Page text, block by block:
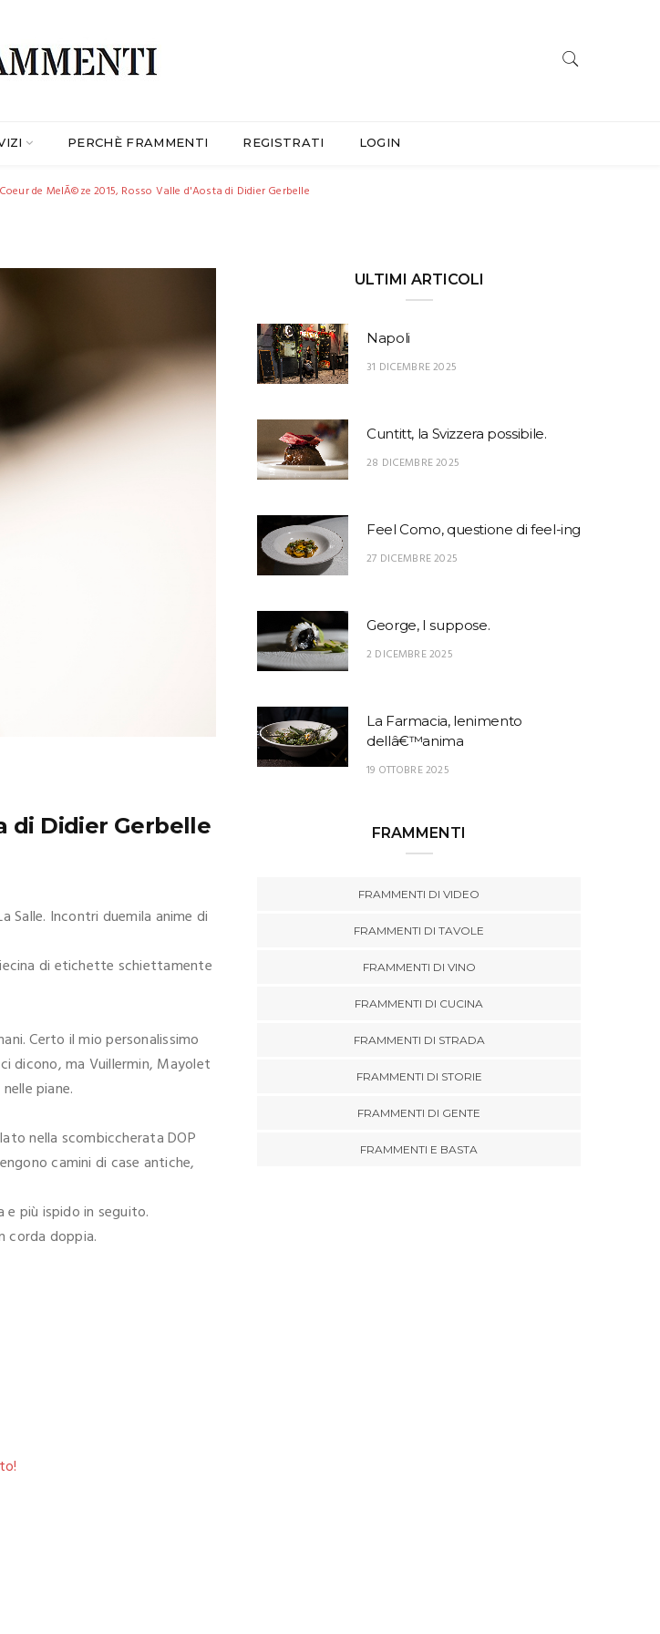
PERCHÈ FRAMMENTI REGISTRATI LOGIN
Coeur de MelÃ©ze 2015, Rosso Valle d'Aosta di Didier Gerbelle
di Didier Gerbelle
Salle. Incontri duemila anime di
di etichette schiettamente
Certo il mio personalissimo
dicono, ma Vuillermin, Mayolet
piane.
nella scombiccherata DOP
camini di case antiche,
e più ispido in seguito.
corda doppia.
ULTIMI ARTICOLI
Napoli
31 DICEMBRE 2025
Cuntitt, la Svizzera possibile.
28 DICEMBRE 2025
Feel Como, questione di feel-ing
27 DICEMBRE 2025
George, I suppose.
2 DICEMBRE 2025
La Farmacia, lenimento
dellâ€™anima
19 OTTOBRE 2025
FRAMMENTI
FRAMMENTI DI VIDEO
FRAMMENTI DI TAVOLE
FRAMMENTI DI VINO
FRAMMENTI DI CUCINA
FRAMMENTI DI STRADA
FRAMMENTI DI STORIE
FRAMMENTI DI GENTE
FRAMMENTI E BASTA